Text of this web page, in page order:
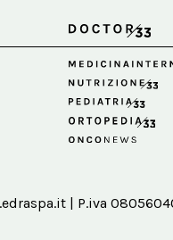
| P.iva